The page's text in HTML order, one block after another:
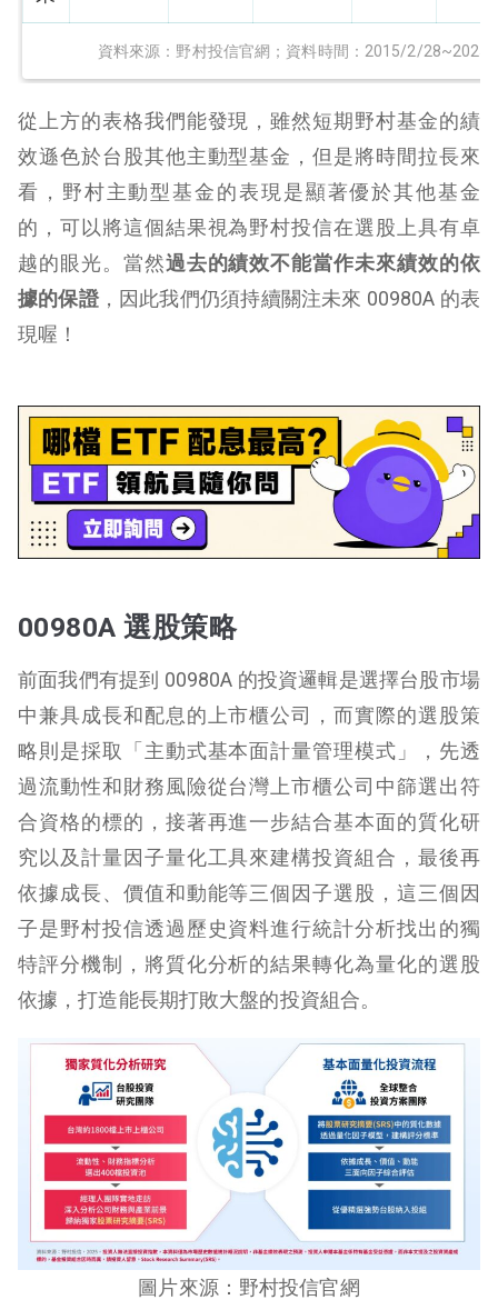
資料來源：野村投信官網；資料時間：2015/2/
從上方的表格我們能發現，雖然短期野村基金的績
效遜色於台股其他主動型基金，但是將時間拉長來
看，野村主動型基金的表現是顯著優於其他基金
的，可以將這個結果視為野村投信在選股上具有卓
越的眼光。當然過去的績效不能當作未來績效的依
據的保證，因此我們仍須持續關注未來 00980A 的表
現喔！
00980A 選股策略
前面我們有提到 00980A 的投資邏輯是選擇台股市場
中兼具成長和配息的上市櫃公司，而實際的選股策
略則是採取「主動式基本面計量管理模式」，先透
過流動性和財務風險從台灣上市櫃公司中篩選出符
合資格的標的，接著再進一步結合基本面的質化研
究以及計量因子量化工具來建構投資組合，最後再
依據成長、價值和動能等三個因子選股，這三個因
子是野村投信透過歷史資料進行統計分析找出的獨
特評分機制，將質化分析的結果轉化為量化的選股
依據，打造能長期打敗大盤的投資組合。
圖片來源：野村投信官網